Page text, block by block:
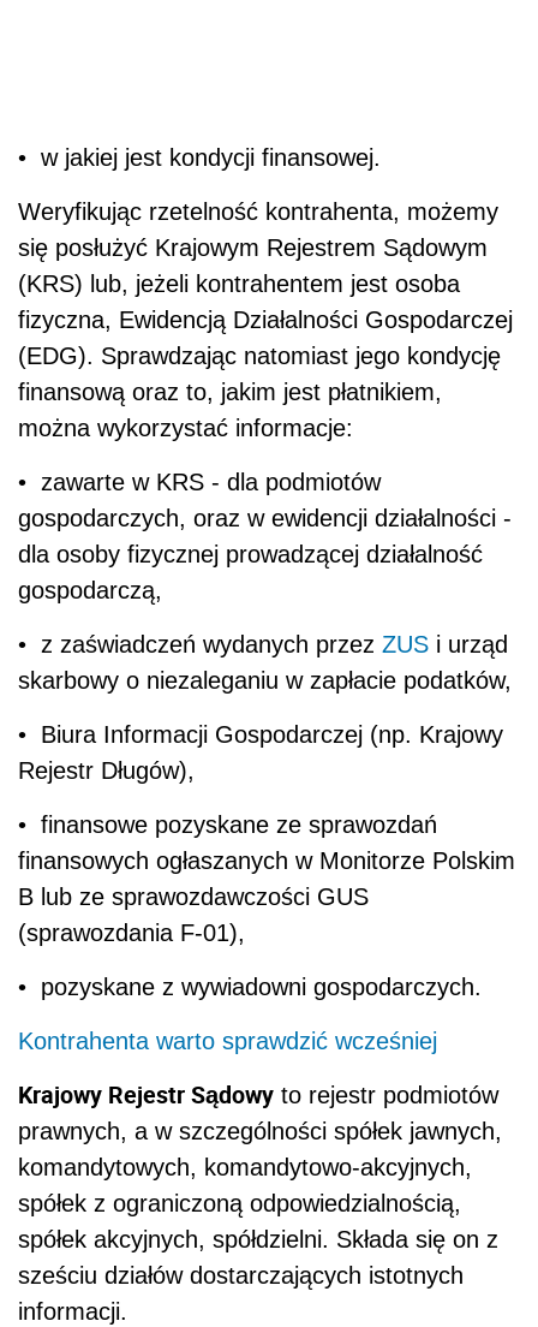
• w jakiej jest kondycji finansowej.
Weryfikując rzetelność kontrahenta, możemy
się posłużyć Krajowym Rejestrem Sądowym
(KRS) lub, jeżeli kontrahentem jest osoba
fizyczna, Ewidencją Działalności Gospodarczej
(EDG). Sprawdzając natomiast jego kondycję
finansową oraz to, jakim jest płatnikiem,
można wykorzystać informacje:
• zawarte w KRS - dla podmiotów
gospodarczych, oraz w ewidencji działalności -
dla osoby fizycznej prowadzącej działalność
gospodarczą,
• z zaświadczeń wydanych przez ZUS i urząd
skarbowy o niezaleganiu w zapłacie podatków,
• Biura Informacji Gospodarczej (np. Krajowy
Rejestr Długów),
• finansowe pozyskane ze sprawozdań
finansowych ogłaszanych w Monitorze Polskim
B lub ze sprawozdawczości GUS
(sprawozdania F-01),
• pozyskane z wywiadowni gospodarczych.
Kontrahenta warto sprawdzić wcześniej
Krajowy Rejestr Sądowy to rejestr podmiotów
prawnych, a w szczególności spółek jawnych,
komandytowych, komandytowo-akcyjnych,
spółek z ograniczoną odpowiedzialnością,
spółek akcyjnych, spółdzielni. Składa się on z
sześciu działów dostarczających istotnych
informacji.